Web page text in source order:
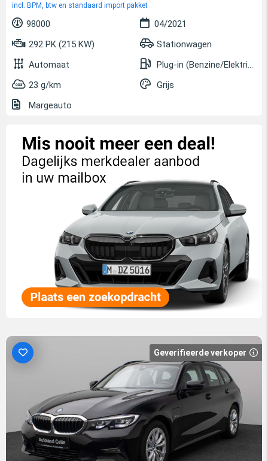
incl. BPM, btw en standaard import pakket
98000
04/2021
292 PK (215 KW)
Stationwagen
Automaat
Plug-in (Benzine/Elektrisch)
23 g/km
Grijs
Margeauto
Geverifieerde verkoper